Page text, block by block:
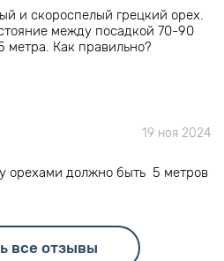
и скороспелый грецкий орех.
между посадкой 70-90
метра. Как правильно?
19 ноя 2024
орехами должно быть 5 метров
все отзывы